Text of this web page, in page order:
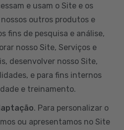
e usam o Site e os
outros produtos e
fins de pesquisa e análise,
nosso Site, Serviços e
desenvolver nosso Site,
e para fins internos
e treinamento.
. Para personalizar o
ou apresentamos no Site